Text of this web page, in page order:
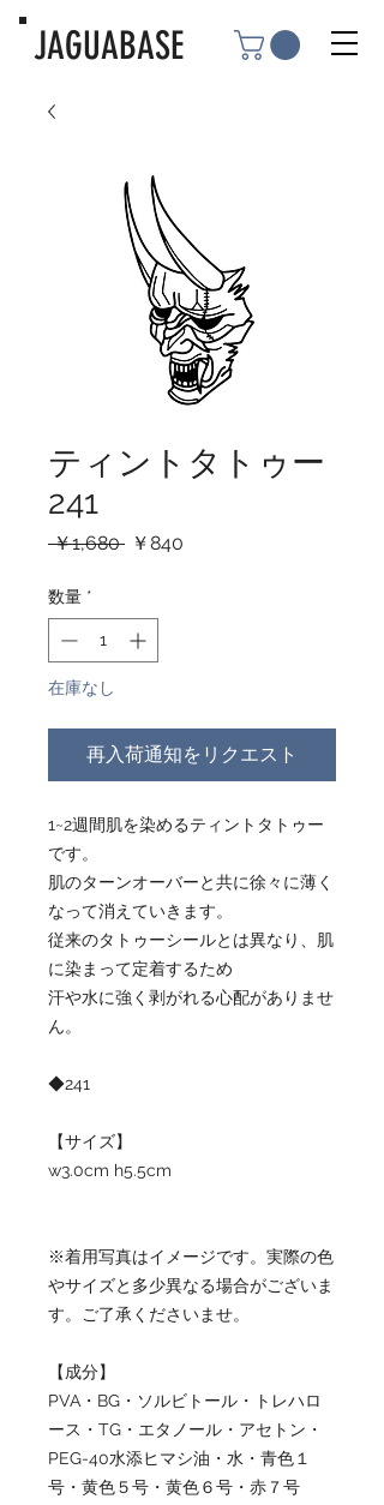
JAGUABASE
ティントタトゥー
241
￥1,680 通
格
￥840
数量 *
在庫なし
再入荷通知をリクエスト
1~2週間肌を染めるティントタトゥー
です。
肌のターンオーバーと共に徐々に薄く
なって消えていきます。
従来のタトゥーシールとは異なり、肌
に染まって定着するため
汗や水に強く剥がれる心配がありませ
ん。
◆241
【サイズ】
w3.0cm h5.5cm
※着用写真はイメージです。実際の色
やサイズと多少異なる場合がございま
す。ご了承くださいませ。
【成分】
PVA・BG・ソルビトール・トレハロ
ース・TG・エタノール・アセトン・
PEG-40水添ヒマシ油・水・青色１
号・黄色５号・黄色６号・赤７号